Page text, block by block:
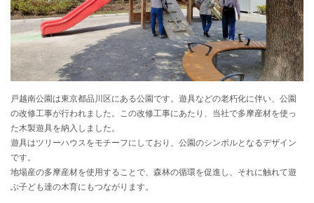
戸越南公園は東京都品川区にある公園です。遊具などの老朽化に伴い、公園
の改修工事が行われました。この改修工事にあたり、当社で多摩産材を使っ
た木製遊具を納入しました。
遊具はツリーハウスをモチーフにしており、公園のシンボルとなるデザイン
です。
地場産の多摩産材を使用することで、森林の循環を促進し、それに触れて遊
ぶ子ども達の木育にもつながります。